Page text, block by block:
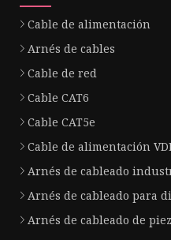
Cable de alimentación
Arnés de cables
Cable de red
Cable CAT6
Cable CAT5e
Cable de alimentación
Arnés de cableado
Arnés de cableado para
Arnés de cableado de